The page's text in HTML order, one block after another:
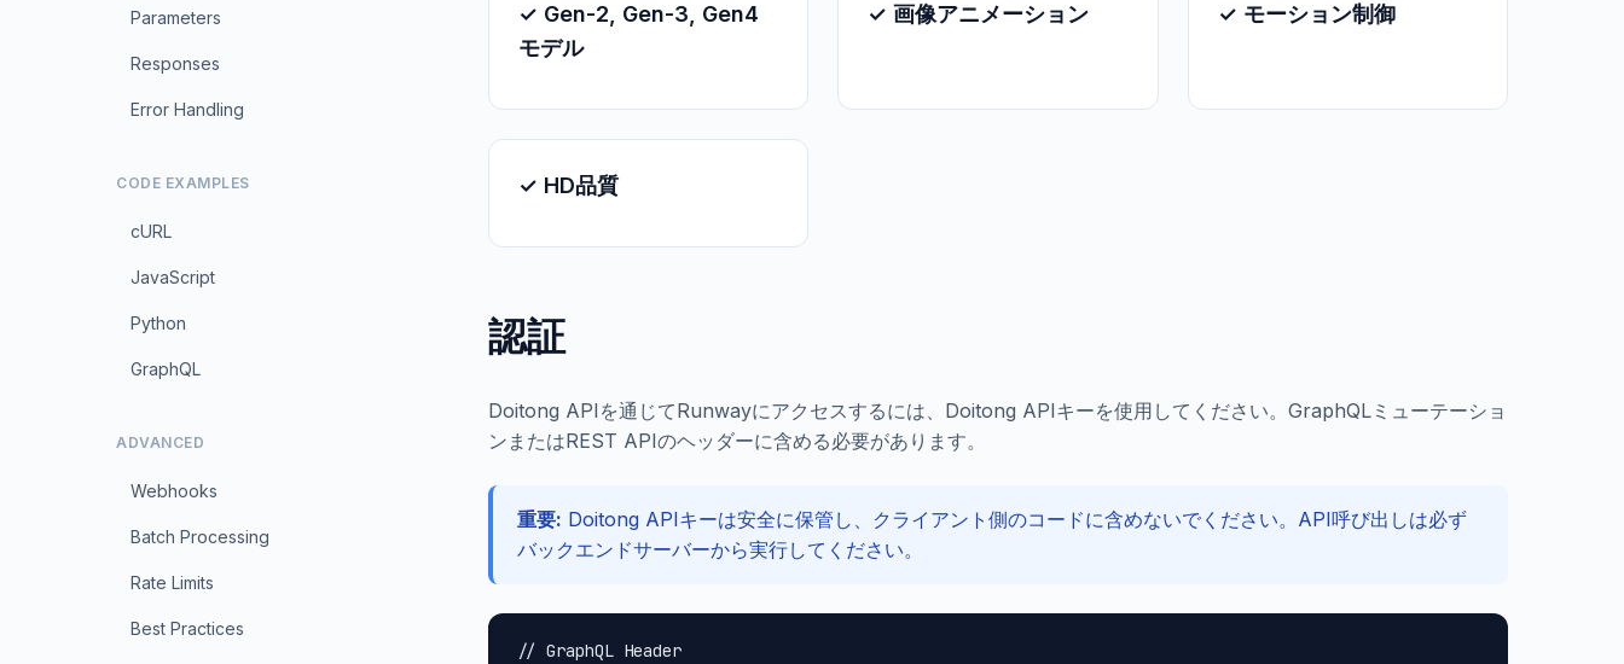
Parameters
Responses
Error Handling
CODE EXAMPLES
cURL
JavaScript
Python
GraphQL
ADVANCED
Webhooks
Batch Processing
Rate Limits
Best Practices
✓ Gen-2, Gen-3, Gen4
モデル
✓ 画像アニメーション ✓ モーション制御
✓ HD品質
認証
Doitong APIを通じてRunwayにアクセスするには、Doitong APIキーを使用してください。GraphQLミューテーショ
ンまたはREST APIのヘッダーに含める必要があります。
重要: Doitong APIキーは安全に保管し、クライアント側のコードに含めないでください。API呼び出しは必ず
バックエンドサーバーから実行してください。
// GraphQL Header